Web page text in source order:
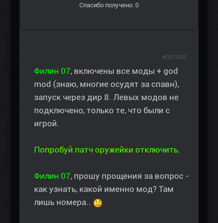
Спасибо получено: 0
Филин 07, включены все моды + god
mod (знаю, многие осудят за спавн),
запуск через дир 8. Левых модов не
подключено, только те, что были с
игрой.
Попробуй патч оружейки отключить.
Филин 07, прошу прощения за вопрос -
как узнать, какой именно мод? Там
лишь номера..
#301042